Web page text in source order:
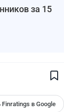
за 15
Finratings в Google